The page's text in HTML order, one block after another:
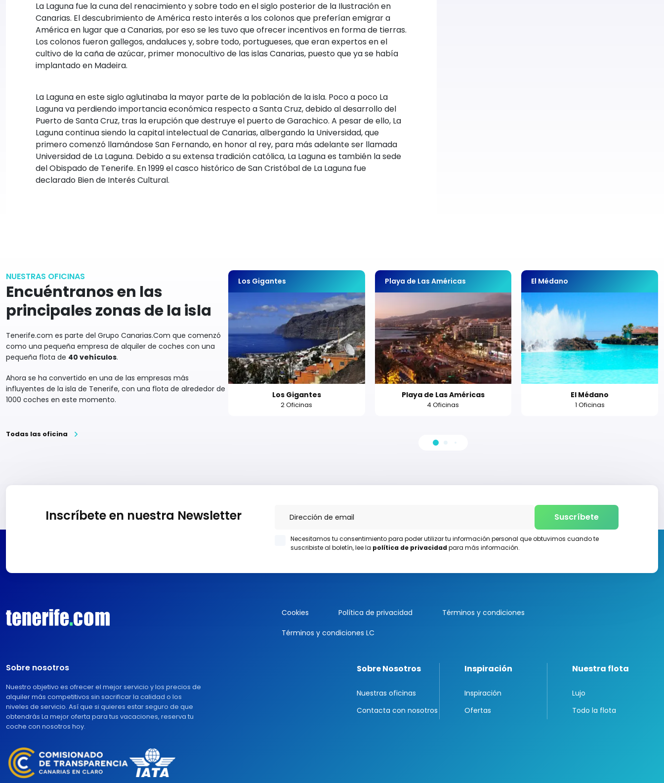
La Laguna fue la cuna del renacimiento y sobre todo en el siglo posterior de la Ilustración en
Canarias. El descubrimiento de América resto interés a los colonos que preferían emigrar a
América en lugar que a Canarias, por eso se les tuvo que ofrecer incentivos en forma de tierras.
Los colonos fueron gallegos, andaluces y, sobre todo, portugueses, que eran expertos en el
cultivo de la caña de azúcar, primer monocultivo de las islas Canarias, puesto que ya se había
implantado en Madeira.
La Laguna en este siglo aglutinaba la mayor parte de la población de la isla. Poco a poco La
Laguna va perdiendo importancia económica respecto a Santa Cruz, debido al desarrollo del
Puerto de Santa Cruz, tras la erupción que destruye el puerto de Garachico. A pesar de ello, La
Laguna continua siendo la capital intelectual de Canarias, albergando la Universidad, que
primero comenzó llamándose San Fernando, en honor al rey, para más adelante ser llamada
Universidad de La Laguna. Debido a su extensa tradición católica, La Laguna es también la sede
del Obispado de Tenerife. En 1999 el casco histórico de San Cristóbal de La Laguna fue
declarado Bien de Interés Cultural.
NUESTRAS OFICINAS
Encuéntranos en las
principales zonas de la isla
Tenerife.com es parte del Grupo Canarias.Com que comenzó
como una pequeña empresa de alquiler de coches con una
pequeña flota de 40 vehículos.
Ahora se ha convertido en una de las empresas más
influyentes de la isla de Tenerife, con una flota de alrededor de
1000 coches en este momento.
Todas las oficina
Los Gigantes
Los Gigantes
2 Oficinas
Playa de Las Américas
Playa de Las Américas
4 Oficinas
El Médano
El Médano
1 Oficinas
Inscríbete en nuestra Newsletter Suscríbete
Necesitamos tu consentimiento para poder utilizar tu información personal que obtuvimos cuando te
suscribiste al boletín, lee la política de privacidad para más información.
Cookies Política de privacidad Términos y condiciones
Términos y condiciones LC
Sobre nosotros
Nuestro objetivo es ofrecer el mejor servicio y los precios de
alquiler más competitivos sin sacrificar la calidad o los
niveles de servicio. Así que si quieres estar seguro de que
obtendrás La mejor oferta para tus vacaciones, reserva tu
coche con nosotros hoy.
Sobre Nosotros
Nuestras oficinas
Contacta con nosotros
Inspiración
Inspiración
Ofertas
Nuestra flota
Lujo
Todo la flota